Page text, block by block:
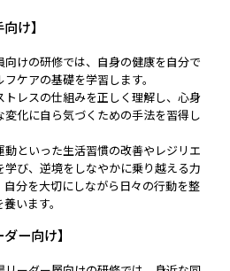
け】
向けの研修では、自身の健康を自分で
ケアの基礎を学習します。
トレスの仕組みを正しく理解し、心身
変化に自ら気づくための手法を習得し
動といった生活習慣の改善やレジリエ
学び、逆境をしなやかに乗り越える力
自分を大切にしながら日々の行動を整
います。
ー向け】